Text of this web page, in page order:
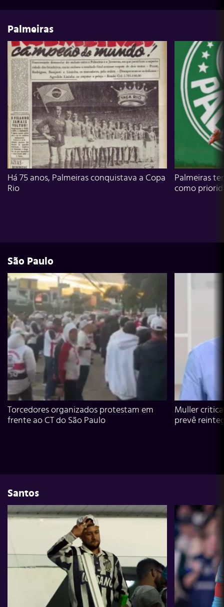
Palmeiras
Há 75 anos, Palmeiras conquistava a Copa
Rio
Palmeiras
como
São Paulo
Torcedores organizados protestam em
frente ao CT do São Paulo
Muller
prevê
Santos